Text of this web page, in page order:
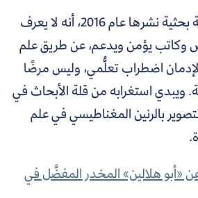
يوضح لويس، في ورقة بحثية نشرها عام 2016، أنه لا يعرف
وكاتب يؤمن ويدعم، عن طريق علم
اضطراب تعلُّمي، وليس مرضًا
ويبدي استغرابه من قلة الأبحاث في
بالرنين المغناطيسي في علم
«أبو هلالين» المخدر المفضَّل في